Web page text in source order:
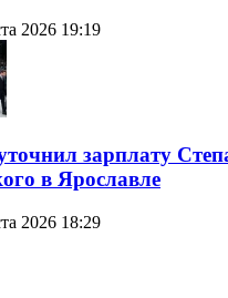
2026 19:19
зарплату
в Ярославле
2026 18:29